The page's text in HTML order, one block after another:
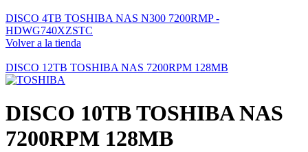
DISCO 4TB TOSHIBA NAS N300 7200RMP -
HDWG740XZSTC
Volver a la tienda
DISCO 12TB TOSHIBA NAS 7200RPM 128MB
DISCO 10TB TOSHIBA NAS
7200RPM 128MB